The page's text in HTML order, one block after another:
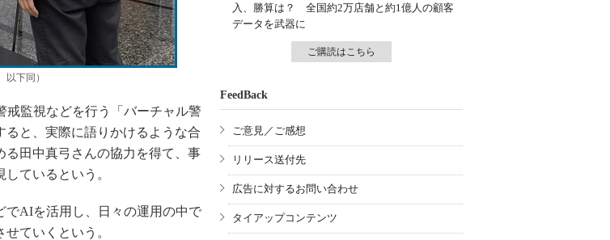
下同）
監視などを行う「バーチャル警
と、実際に語りかけるような合
る田中真弓さんの協力を得て、事
ているという。
AIを活用し、日々の運用の中で
ていくという。
入、勝算は？ 全国約2万店舗と約1億人の顧客
データを武器に
ご購読はこちら
FeedBack
ご意見／ご感想
リリース送付先
広告に対するお問い合わせ
タイアップコンテンツ